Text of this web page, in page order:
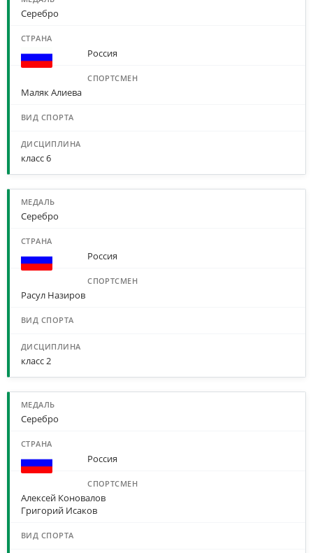
Серебро
Россия
Маляк Алиева
класс 6
Серебро
Россия
Расул Назиров
класс 2
Серебро
Россия
Алексей Коновалов
Григорий Исаков